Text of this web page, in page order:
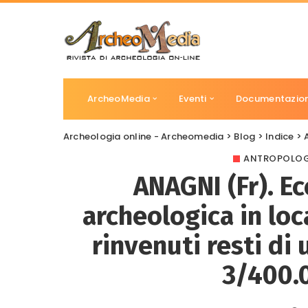
ArcheoMedia Eventi
Archeologia online - Archeomedia > Blog > Indice >
ANAGNI (Fr).
archeologica in
rinvenuti resti di
3/